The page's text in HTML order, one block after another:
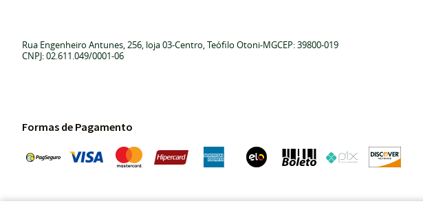
Rua Engenheiro Antunes, 256, loja 03-Centro, Teófilo Otoni-MGCEP: 39800-019
CNPJ: 02.611.049/0001-06
Formas de Pagamento